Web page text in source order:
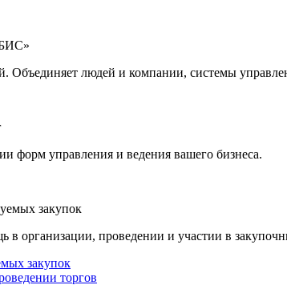
Объединяет людей и компании, системы
форм управления и ведения вашего бизнеса.
закупок
в организации, проведении и участии в
закупок
торгов